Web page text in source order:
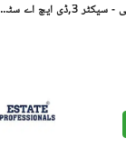
ڈی ایچ اے سٹی - سیکٹر 3ڈی ڈی ایچ اے سٹی - سیکٹر 3,ڈی ایچ اے سٹی کراچی,کراچی میں 5 مرلہ رہائشی پلاٹ 55.0 لاکھ میں برائے فروخت۔